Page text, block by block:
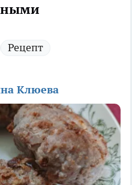
Рецепт
Клюева